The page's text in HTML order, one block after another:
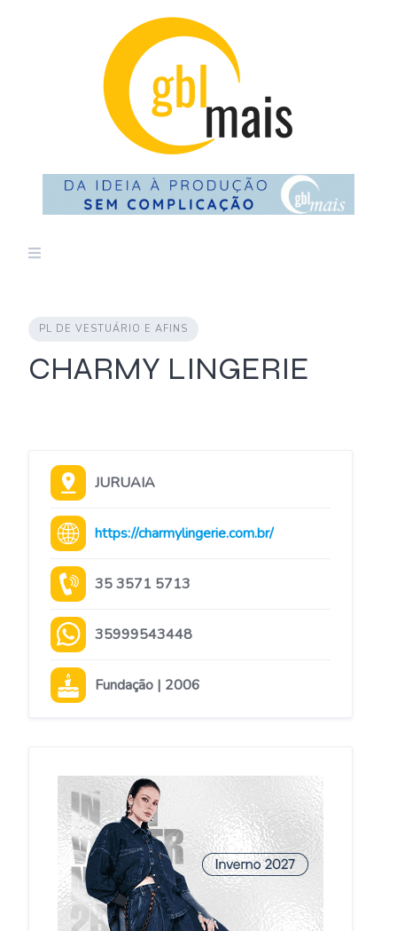
PL DE VESTUÁRIO E AFINS
CHARMY LINGERIE
JURUAIA
https://charmylingerie.com.br/
35 3571 5713
35999543448
Fundação | 2006